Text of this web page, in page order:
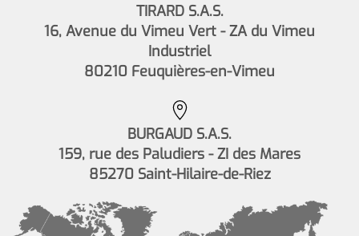
TIRARD S.A.S.
16, Avenue du Vimeu Vert - ZA du Vimeu
Industriel
80210 Feuquières-en-Vimeu
BURGAUD S.A.S.
159, rue des Paludiers - ZI des Mares
85270 Saint-Hilaire-de-Riez